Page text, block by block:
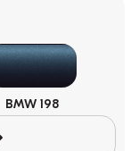
BMW 198